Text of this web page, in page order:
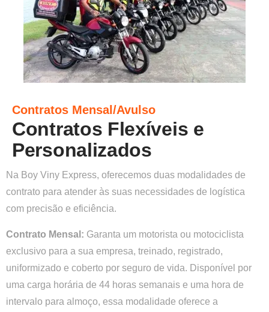
Contratos Mensal/Avulso
Contratos Flexíveis e
Personalizados
Na Boy Viny Express, oferecemos duas modalidades de
contrato para atender às suas necessidades de logística
com precisão e eficiência.
Contrato Mensal: Garanta um motorista ou motociclista
exclusivo para a sua empresa, treinado, registrado,
uniformizado e coberto por seguro de vida. Disponível por
uma carga horária de 44 horas semanais e uma hora de
intervalo para almoço, essa modalidade oferece a